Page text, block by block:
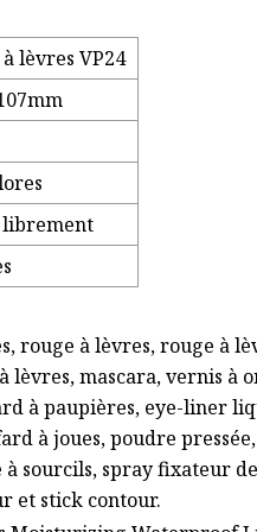
lèvres VP24
rouge à lèvres, rouge à
lèvres, mascara, vernis à
à paupières, eye-liner
à joues, poudre
sourcils, spray fixateur
et stick contour.